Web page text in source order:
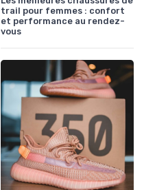
trail pour femmes : confort
et performance au rendez-
vous